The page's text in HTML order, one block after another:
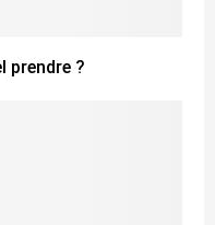
prendre ?